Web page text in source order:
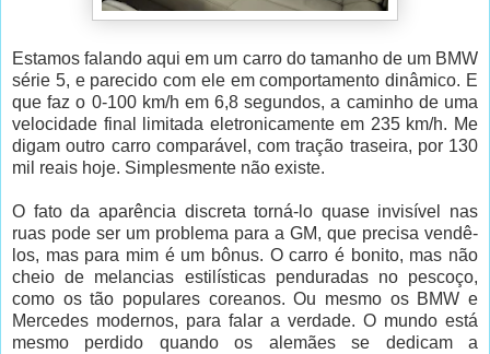
Estamos falando aqui em um carro do tamanho de um BMW
série 5, e parecido com ele em comportamento dinâmico. E
que faz o 0-100 km/h em 6,8 segundos, a caminho de uma
velocidade final limitada eletronicamente em 235 km/h. Me
digam outro carro comparável, com tração traseira, por 130
mil reais hoje. Simplesmente não existe.
O fato da aparência discreta torná-lo quase invisível nas
ruas pode ser um problema para a GM, que precisa vendê-
los, mas para mim é um bônus. O carro é bonito, mas não
cheio de melancias estilísticas penduradas no pescoço,
como os tão populares coreanos. Ou mesmo os BMW e
Mercedes modernos, para falar a verdade. O mundo está
mesmo perdido quando os alemães se dedicam a